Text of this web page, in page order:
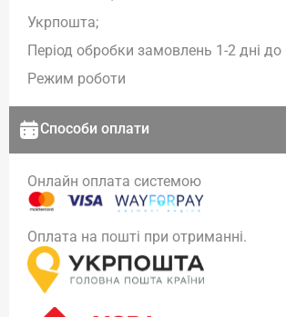
Укрпошта;
Період обробки замовлень 1-2 дні до
Режим роботи
Способи оплати
Онлайн оплата системою
Оплата на пошті при отриманні.